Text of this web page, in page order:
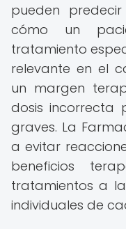
pueden
cómo un
tratamiento
relevante en el
un margen
dosis incorrecta
graves. La
a evitar
beneficios
tratamientos a
individuales de